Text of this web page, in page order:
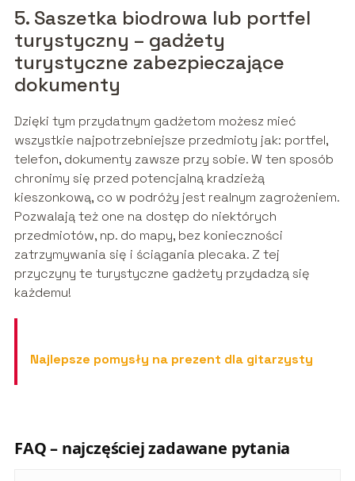
5. Saszetka biodrowa lub portfel
turystyczny – gadżety
turystyczne zabezpieczające
dokumenty
Dzięki tym przydatnym gadżetom możesz mieć
wszystkie najpotrzebniejsze przedmioty jak: portfel,
telefon, dokumenty zawsze przy sobie. W ten sposób
chronimy się przed potencjalną kradzieżą
kieszonkową, co w podróży jest realnym zagrożeniem.
Pozwalają też one na dostęp do niektórych
przedmiotów, np. do mapy, bez konieczności
zatrzymywania się i ściągania plecaka. Z tej
przyczyny te turystyczne gadżety przydadzą się
każdemu!
Najlepsze pomysły na prezent dla gitarzysty
FAQ – najczęściej zadawane pytania